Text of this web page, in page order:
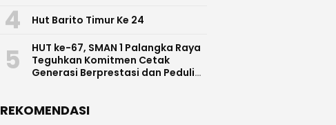
4 Hut Barito Timur Ke 24
5
HUT ke-67, SMAN 1 Palangka Raya
Teguhkan Komitmen Cetak
Generasi Berprestasi dan Peduli
REKOMENDASI